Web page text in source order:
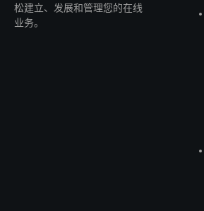
松建立、发展和管理您的在线
业务。